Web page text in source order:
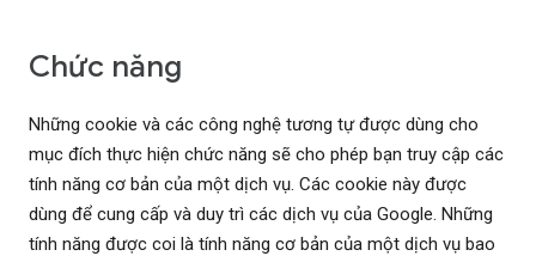
Chức năng
Những cookie và các công nghệ tương tự được dùng cho
mục đích thực hiện chức năng sẽ cho phép bạn truy cập các
tính năng cơ bản của một dịch vụ. Các cookie này được
dùng để cung cấp và duy trì các dịch vụ của Google. Những
tính năng được coi là tính năng cơ bản của một dịch vụ bao